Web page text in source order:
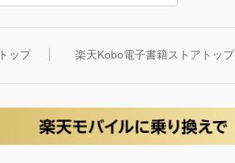
ップ 楽天Kobo電子書籍ストアトップ